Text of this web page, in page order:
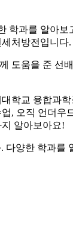
학과를 알아보
처방전입니다.
도움을 준 선
학교 융합과
, 오직 언더우
알아보아요!
다양한 학과를